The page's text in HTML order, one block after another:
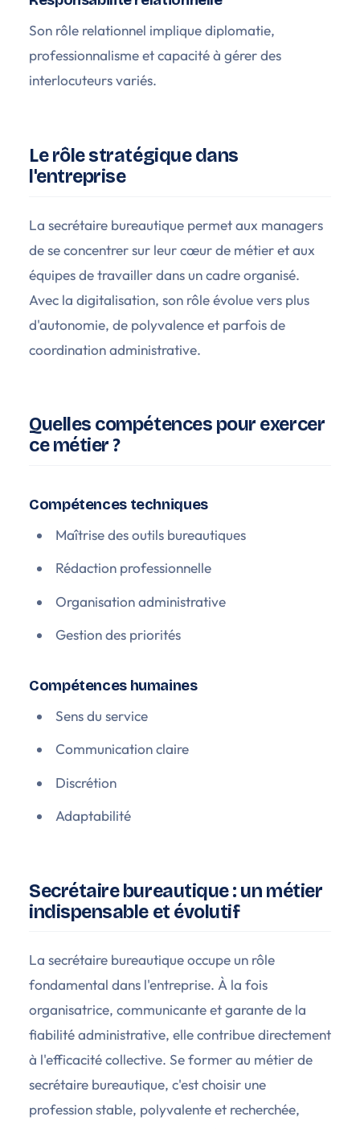
Son rôle relationnel implique diplomatie,
professionnalisme et capacité à gérer des
interlocuteurs variés.
Le rôle stratégique dans
l'entreprise
La secrétaire bureautique permet aux managers
de se concentrer sur leur cœur de métier et aux
équipes de travailler dans un cadre organisé.
Avec la digitalisation, son rôle évolue vers plus
d'autonomie, de polyvalence et parfois de
coordination administrative.
Quelles compétences pour exercer
ce métier ?
Compétences techniques
Maîtrise des outils bureautiques
Rédaction professionnelle
Organisation administrative
Gestion des priorités
Compétences humaines
Sens du service
Communication claire
Discrétion
Adaptabilité
Secrétaire bureautique : un métier
indispensable et évolutif
La secrétaire bureautique occupe un rôle
fondamental dans l'entreprise. À la fois
organisatrice, communicante et garante de la
fiabilité administrative, elle contribue directement
à l'efficacité collective. Se former au métier de
secrétaire bureautique, c'est choisir une
profession stable, polyvalente et recherchée,